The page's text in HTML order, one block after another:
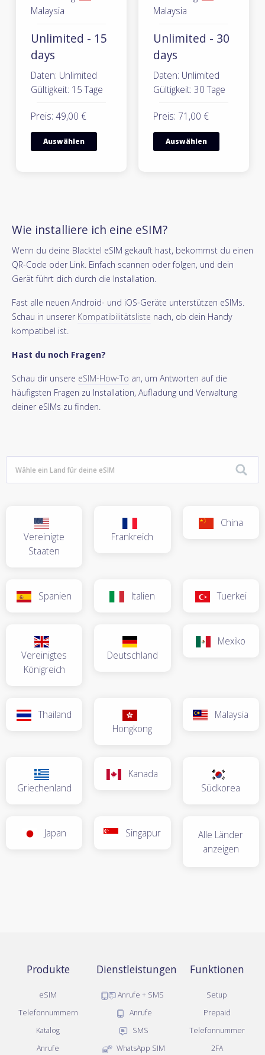
Malaysia
Unlimited - 15
days
Daten: Unlimited
Gültigkeit: 15 Tage
Preis: 49,00 €
Auswählen
Malaysia
Unlimited - 30
days
Daten: Unlimited
Gültigkeit: 30 Tage
Preis: 71,00 €
Auswählen
Wie installiere ich eine eSIM?
Wenn du deine Blacktel eSIM gekauft hast, bekommst du einen
QR-Code oder Link. Einfach scannen oder folgen, und dein
Gerät führt dich durch die Installation.
Fast alle neuen Android- und iOS-Geräte unterstützen eSIMs.
Schau in unserer Kompatibilitätsliste nach, ob dein Handy
kompatibel ist.
Hast du noch Fragen?
Schau dir unsere eSIM-How-To an, um Antworten auf die
häufigsten Fragen zu Installation, Aufladung und Verwaltung
deiner eSIMs zu finden.
Vereinigte
Staaten
Frankreich
China
Spanien Italien Tuerkei
Vereinigtes
Königreich
Deutschland
Mexiko
Thailand
Hongkong
Malaysia
Griechenland
Kanada
Südkorea
Japan Singapur
Alle Länder
anzeigen
Produkte
eSIM
Telefonnummern
Katalog
Anrufe
Dienstleistungen
Anrufe + SMS
Anrufe
SMS
WhatsApp SIM
Funktionen
Setup
Prepaid
Telefonnummer
2FA